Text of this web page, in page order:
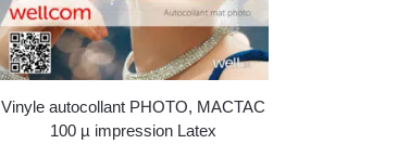
Vinyle autocollant PHOTO, MACTAC
100 µ impression Latex